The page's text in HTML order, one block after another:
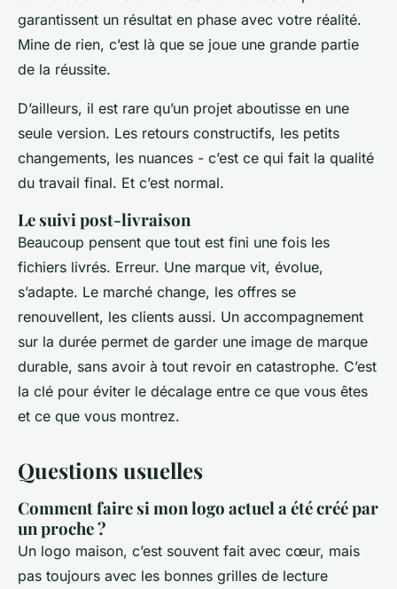
garantissent un résultat en phase avec votre réalité.
Mine de rien, c’est là que se joue une grande partie
de la réussite.
D’ailleurs, il est rare qu’un projet aboutisse en une
seule version. Les retours constructifs, les petits
changements, les nuances - c’est ce qui fait la qualité
du travail final. Et c’est normal.
Le suivi post-livraison
Beaucoup pensent que tout est fini une fois les
fichiers livrés. Erreur. Une marque vit, évolue,
s’adapte. Le marché change, les offres se
renouvellent, les clients aussi. Un accompagnement
sur la durée permet de garder une image de marque
durable, sans avoir à tout revoir en catastrophe. C’est
la clé pour éviter le décalage entre ce que vous êtes
et ce que vous montrez.
Questions usuelles
Comment faire si mon logo actuel a été créé par
un proche ?
Un logo maison, c’est souvent fait avec cœur, mais
pas toujours avec les bonnes grilles de lecture